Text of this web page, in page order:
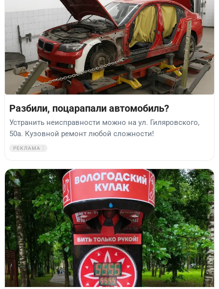
Разбили, поцарапали автомобиль?
Устранить неисправности можно на ул. Гиляровского,
50а. Кузовной ремонт любой сложности!
РЕКЛАМА